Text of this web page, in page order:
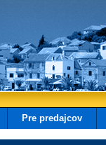
Pre predajcov